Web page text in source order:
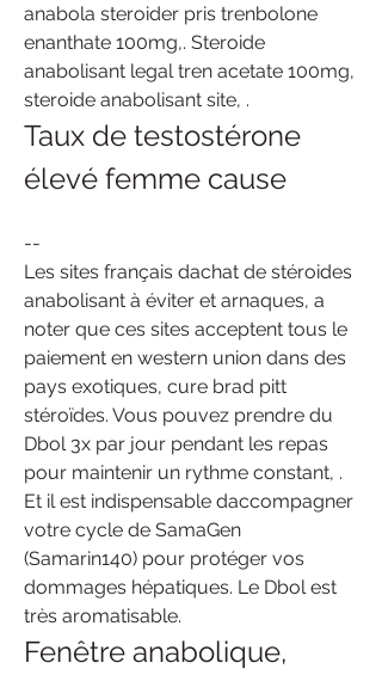
anabola steroider pris trenbolone
enanthate 100mg,. Steroide
anabolisant legal tren acetate 100mg,
steroide anabolisant site, .
Taux de testostérone
élevé femme cause
--
Les sites français dachat de stéroides
anabolisant à éviter et arnaques, a
noter que ces sites acceptent tous le
paiement en western union dans des
pays exotiques, cure brad pitt
stéroïdes. Vous pouvez prendre du
Dbol 3x par jour pendant les repas
pour maintenir un rythme constant, .
Et il est indispensable daccompagner
votre cycle de SamaGen
(Samarin140) pour protéger vos
dommages hépatiques. Le Dbol est
très aromatisable.
Fenêtre anabolique,